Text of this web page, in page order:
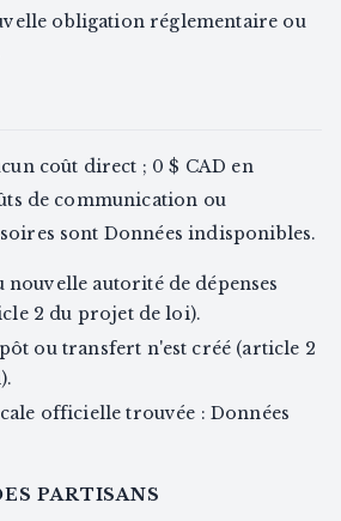
obligation réglementaire ou
coût direct ; 0 $ CAD en
de communication ou
sont Données indisponibles.
autorité de dépenses
2 du projet de loi).
ou transfert n'est créé (article 2
officielle trouvée : Données
PARTISANS